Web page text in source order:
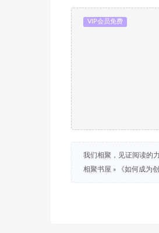
VIP会员免费
我们相聚，见证阅读的力
相聚书屋 » 《如何成为